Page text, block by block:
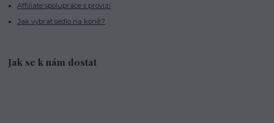
Affiliate spolupráce s provizí
Jak vybrat sedlo na koně?
Jak se k nám dostat